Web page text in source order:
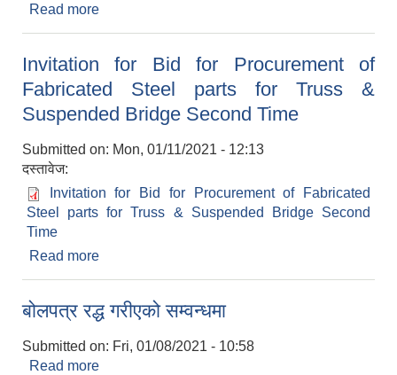
Read more
Invitation for Bid for Procurement of
Fabricated Steel parts for Truss &
Suspended Bridge Second Time
Submitted on: Mon, 01/11/2021 - 12:13
दस्तावेज:
Invitation for Bid for Procurement of Fabricated
Steel parts for Truss & Suspended Bridge Second
Time
Read more
बोलपत्र रद्ध गरीएको सम्वन्धमा
Submitted on: Fri, 01/08/2021 - 10:58
Read more